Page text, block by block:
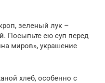
зеленый лук –
Посыпьте ею суп перед
миров», украшение
хлеб, особенно с